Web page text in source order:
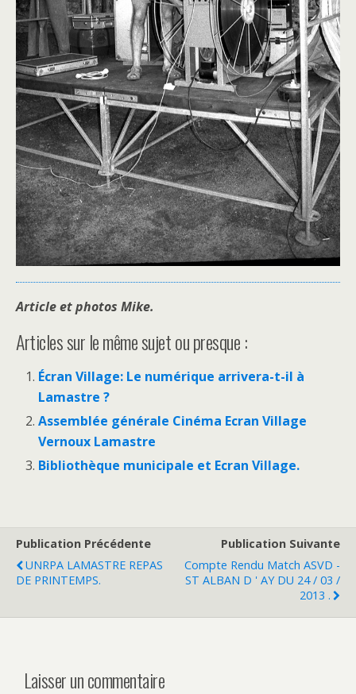
Article et photos Mike.
Articles sur le même sujet ou presque :
Écran Village: Le numérique arrivera-t-il à
Lamastre ?
Assemblée générale Cinéma Ecran Village
Vernoux Lamastre
Bibliothèque municipale et Ecran Village.
Publication Précédente
UNRPA LAMASTRE REPAS
DE PRINTEMPS.
Publication Suivante
Compte Rendu Match ASVD -
ST ALBAN D ' AY DU 24 / 03 /
2013 .
Laisser un commentaire